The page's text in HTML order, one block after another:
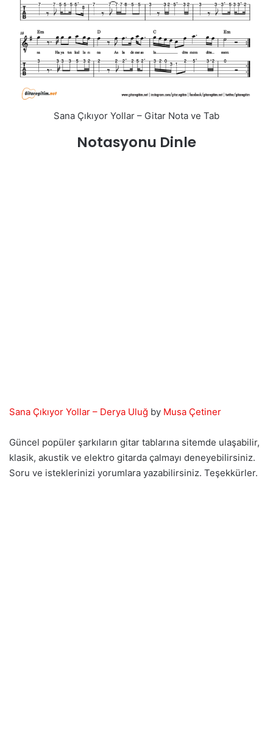
Sana Çıkıyor Yollar – Gitar Nota ve Tab
Notasyonu Dinle
Sana Çıkıyor Yollar – Derya Uluğ by Musa Çetiner
Güncel popüler şarkıların gitar tablarına sitemde ulaşabilir,
klasik, akustik ve elektro gitarda çalmayı deneyebilirsiniz.
Soru ve isteklerinizi yorumlara yazabilirsiniz. Teşekkürler.